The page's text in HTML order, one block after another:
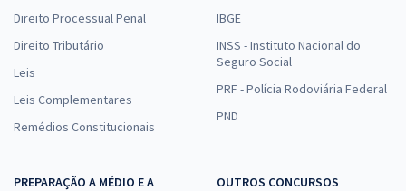
Direito Processual Penal
Direito Tributário
Leis
Leis Complementares
Remédios Constitucionais
IBGE
INSS - Instituto Nacional do
Seguro Social
PRF - Polícia Rodoviária Federal
PND
PREPARAÇÃO A MÉDIO E A
OUTROS CONCURSOS